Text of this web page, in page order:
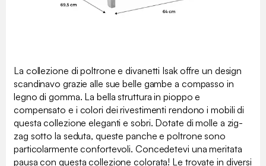
La collezione di poltrone e divanetti Isak offre un design
scandinavo grazie alle sue belle gambe a compasso in
legno di gomma. La bella struttura in pioppo e
compensato e i colori dei rivestimenti rendono i mobili di
questa collezione eleganti e sobri. Dotate di molle a zig-
zag sotto la seduta, queste panche e poltrone sono
particolarmente confortevoli. Concedetevi una meritata
pausa con questa collezione colorata! Le trovate in diversi